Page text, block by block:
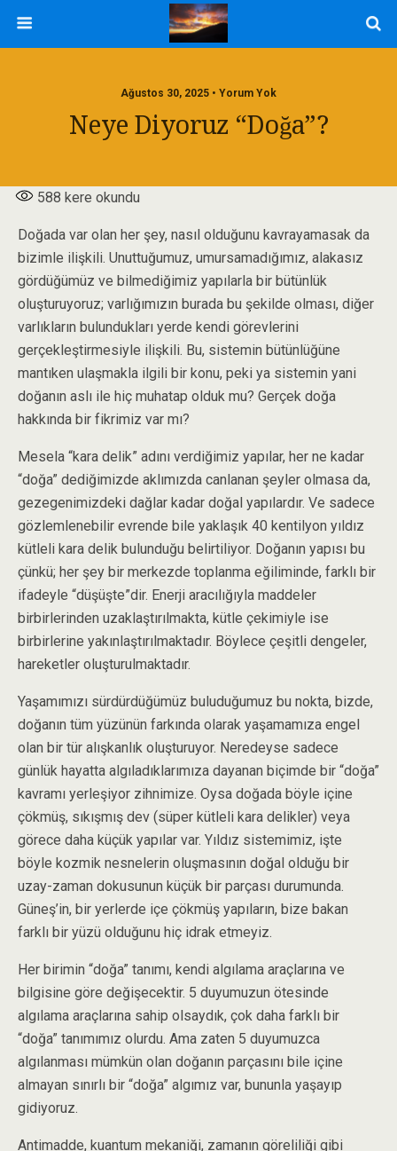
Ağustos 30, 2025 • Yorum Yok
Neye Diyoruz “Doğa”?
588 kere okundu
Doğada var olan her şey, nasıl olduğunu kavrayamasak da
bizimle ilişkili. Unuttuğumuz, umursamadığımız, alakasız
gördüğümüz ve bilmediğimiz yapılarla bir bütünlük
oluşturuyoruz; varlığımızın burada bu şekilde olması, diğer
varlıkların bulundukları yerde kendi görevlerini
gerçekleştirmesiyle ilişkili. Bu, sistemin bütünlüğüne
mantıken ulaşmakla ilgili bir konu, peki ya sistemin yani
doğanın aslı ile hiç muhatap olduk mu? Gerçek doğa
hakkında bir fikrimiz var mı?
Mesela “kara delik” adını verdiğimiz yapılar, her ne kadar
“doğa” dediğimizde aklımızda canlanan şeyler olmasa da,
gezegenimizdeki dağlar kadar doğal yapılardır. Ve sadece
gözlemlenebilir evrende bile yaklaşık 40 kentilyon yıldız
kütleli kara delik bulunduğu belirtiliyor. Doğanın yapısı bu
çünkü; her şey bir merkezde toplanma eğiliminde, farklı bir
ifadeyle “düşüşte”dir. Enerji aracılığıyla maddeler
birbirlerinden uzaklaştırılmakta, kütle çekimiyle ise
birbirlerine yakınlaştırılmaktadır. Böylece çeşitli dengeler,
hareketler oluşturulmaktadır.
Yaşamımızı sürdürdüğümüz buluduğumuz bu nokta, bizde,
doğanın tüm yüzünün farkında olarak yaşamamıza engel
olan bir tür alışkanlık oluşturuyor. Neredeyse sadece
günlük hayatta algıladıklarımıza dayanan biçimde bir “doğa”
kavramı yerleşiyor zihnimize. Oysa doğada böyle içine
çökmüş, sıkışmış dev (süper kütleli kara delikler) veya
görece daha küçük yapılar var. Yıldız sistemimiz, işte
böyle kozmik nesnelerin oluşmasının doğal olduğu bir
uzay-zaman dokusunun küçük bir parçası durumunda.
Güneş’in, bir yerlerde içe çökmüş yapıların, bize bakan
farklı bir yüzü olduğunu hiç idrak etmeyiz.
Her birimin “doğa” tanımı, kendi algılama araçlarına ve
bilgisine göre değişecektir. 5 duyumuzun ötesinde
algılama araçlarına sahip olsaydık, çok daha farklı bir
“doğa” tanımımız olurdu. Ama zaten 5 duyumuzca
algılanması mümkün olan doğanın parçasını bile içine
almayan sınırlı bir “doğa” algımız var, bununla yaşayıp
gidiyoruz.
Antimadde, kuantum mekaniği, zamanın göreliliği gibi